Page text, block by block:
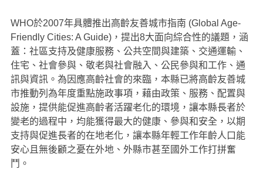
WHO於2007年具體推出高齡友善城市指南 (Global Age-
Friendly Cities: A Guide)，提出8大面向綜合性的議題，涵
蓋：社區支持及健康服務、公共空間與建築、交通運輸、
住宅、社會參與、敬老與社會融入、公民參與和工作、通
訊與資訊。為因應高齡社會的來臨，本縣已將高齡友善城
市推動列為年度重點施政事項，藉由政策、服務、配置與
設施，提供能促進高齡者活躍老化的環境，讓本縣長者於
變老的過程中，均能獲得最大的健康、參與和安全，以期
支持與促進長者的在地老化，讓本縣年輕工作年齡人口能
安心且無後顧之憂在外地、外縣市甚至國外工作打拼奮
鬥。